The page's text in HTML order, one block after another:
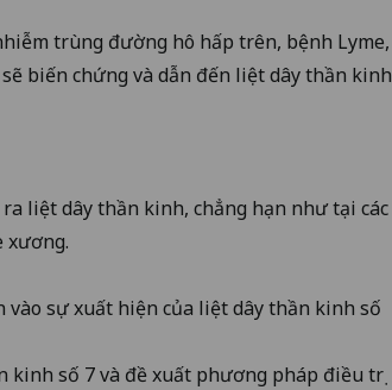
trùng đường hô hấp trên, bệnh Lyme,
biến chứng và dẫn đến liệt dây thần kinh
liệt dây thần kinh, chẳng hạn như tại các
xương.
sự xuất hiện của liệt dây thần kinh số
kinh số 7 và đề xuất phương pháp điều trị